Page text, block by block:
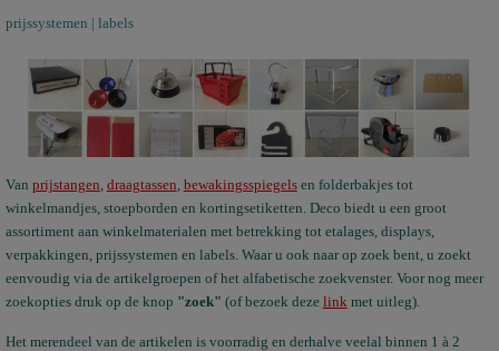
prijssystemen | labels
Van prijstangen, draagtassen, bewakingsspiegels en folderbakjes tot
winkelmandjes, stoepborden en kortingsetiketten. Deco biedt u een groot
assortiment aan winkelmaterialen met betrekking tot etalages, displays,
verpakkingen, prijssystemen en labels. Waar u ook naar op zoek bent, u zoekt
eenvoudig via de artikelgroepen of het alfabetische zoekvenster. Voor nog meer
zoekopties druk op de knop "zoek" (of bezoek deze linkmet uitleg).
Het merendeel van de artikelen is voorradig en derhalve veelal binnen 1 à 2